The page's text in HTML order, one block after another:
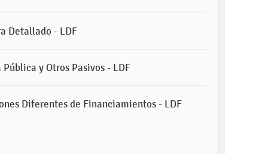
Detallado - LDF
y Otros Pasivos - LDF
Diferentes de Financiamientos - LDF